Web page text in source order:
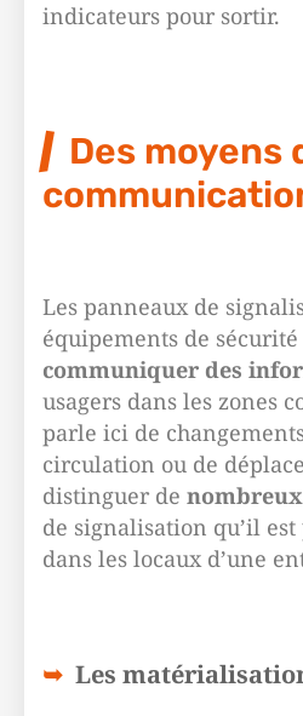
indicateurs pour sortir.
Des moyens
Les panneaux de
équipements de
communiquer des
usagers dans les zones
parle ici de
circulation ou de
distinguer de
de signalisation qu’il
dans les locaux d’une
Les